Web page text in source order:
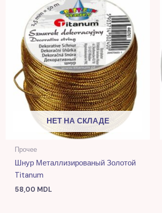
НЕТ НА СКЛАДЕ
Прочее
Шнур Металлизированый Золотой
Titanum
58,00 MDL